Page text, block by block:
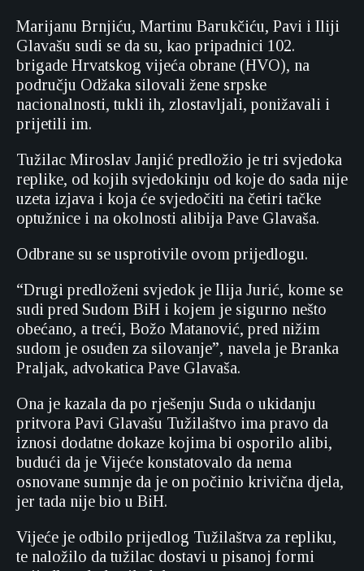
Marijanu Brnjiću, Martinu Barukčiću, Pavi i Iliji
Glavašu sudi se da su, kao pripadnici 102.
brigade Hrvatskog vijeća obrane (HVO), na
području Odžaka silovali žene srpske
nacionalnosti, tukli ih, zlostavljali, ponižavali i
prijetili im.
Tužilac Miroslav Janjić predložio je tri svjedoka
replike, od kojih svjedokinju od koje do sada nije
uzeta izjava i koja će svjedočiti na četiri tačke
optužnice i na okolnosti alibija Pave Glavaša.
Odbrane su se usprotivile ovom prijedlogu.
“Drugi predloženi svjedok je Ilija Jurić, kome se
sudi pred Sudom BiH i kojem je sigurno nešto
obećano, a treći, Božo Matanović, pred nižim
sudom je osuđen za silovanje”, navela je Branka
Praljak, advokatica Pave Glavaša.
Ona je kazala da po rješenju Suda o ukidanju
pritvora Pavi Glavašu Tužilaštvo ima pravo da
iznosi dodatne dokaze kojima bi osporilo alibi,
budući da je Vijeće konstatovalo da nema
osnovane sumnje da je on počinio krivična djela,
jer tada nije bio u BiH.
Vijeće je odbilo prijedlog Tužilaštva za repliku,
te naložilo da tužilac dostavi u pisanoj formi